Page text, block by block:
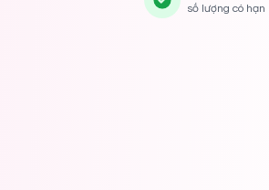
số lượng có hạn